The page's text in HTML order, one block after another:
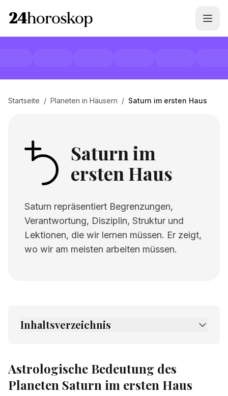
Startseite / Planeten in Häusern / Saturn im ersten Haus
Saturn im
ersten Haus
Saturn repräsentiert Begrenzungen,
Verantwortung, Disziplin, Struktur und
Lektionen, die wir lernen müssen. Er zeigt,
wo wir am meisten arbeiten müssen.
Inhaltsverzeichnis
2. Verwandte Seiten
Astrologische Bedeutung des
Planeten Saturn im ersten Haus